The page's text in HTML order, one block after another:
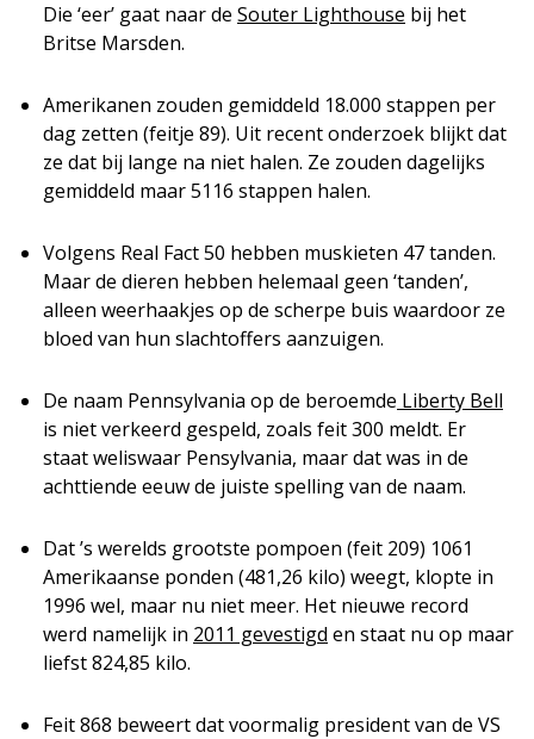
Die ‘eer’ gaat naar de Souter Lighthouse bij het
Britse Marsden.
Amerikanen zouden gemiddeld 18.000 stappen per
dag zetten (feitje 89). Uit recent onderzoek blijkt dat
ze dat bij lange na niet halen. Ze zouden dagelijks
gemiddeld maar 5116 stappen halen.
Volgens Real Fact 50 hebben muskieten 47 tanden.
Maar de dieren hebben helemaal geen ‘tanden’,
alleen weerhaakjes op de scherpe buis waardoor ze
bloed van hun slachtoffers aanzuigen.
De naam Pennsylvania op de beroemde Liberty Bell
is niet verkeerd gespeld, zoals feit 300 meldt. Er
staat weliswaar Pensylvania, maar dat was in de
achttiende eeuw de juiste spelling van de naam.
Dat ’s werelds grootste pompoen (feit 209) 1061
Amerikaanse ponden (481,26 kilo) weegt, klopte in
1996 wel, maar nu niet meer. Het nieuwe record
werd namelijk in 2011 gevestigd en staat nu op maar
liefst 824,85 kilo.
Feit 868 beweert dat voormalig president van de VS